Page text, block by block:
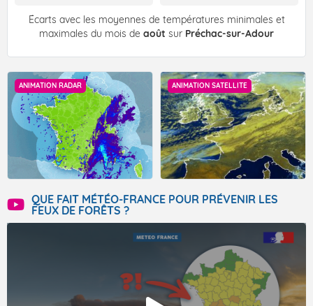
Écarts avec les moyennes de températures minimales et
maximales du mois de août sur Préchac-sur-Adour
ANIMATION RADAR ANIMATION SATELLITE
QUE FAIT MÉTÉO-FRANCE POUR PRÉVENIR LES
FEUX DE FORÊTS ?